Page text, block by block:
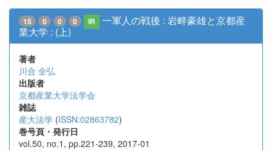
15 0 0 0 IR
一軍人の戦後 : 岩畔豪雄と京都産
業大学 : (上)
著者
川合 全弘
出版者
京都産業大学法学会
雑誌
産大法学 (ISSN:02863782)
巻号頁・発行日
vol.50, no.1, pp.221-239, 2017-01